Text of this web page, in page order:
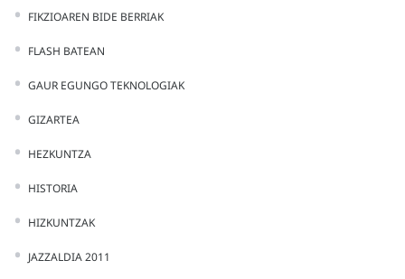
FIKZIOAREN BIDE BERRIAK
FLASH BATEAN
GAUR EGUNGO TEKNOLOGIAK
GIZARTEA
HEZKUNTZA
HISTORIA
HIZKUNTZAK
JAZZALDIA 2011